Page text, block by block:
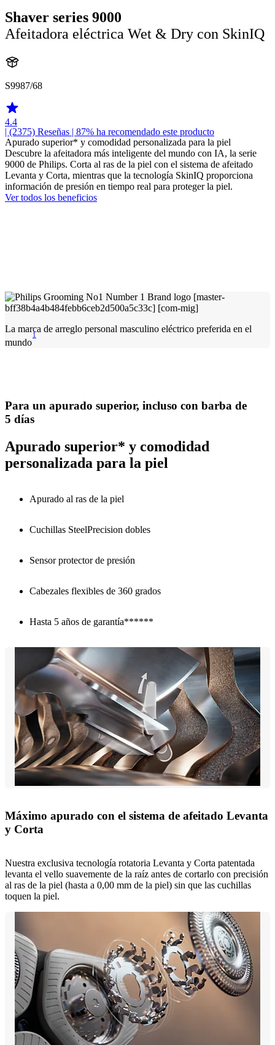
Shaver series 9000
Afeitadora eléctrica Wet & Dry con SkinIQ
S9987/68
4.4
| (2375) Reseñas | 87% ha recomendado este producto
Apurado superior* y comodidad personalizada para la piel
Descubre la afeitadora más inteligente del mundo con IA, la serie
9000 de Philips. Corta al ras de la piel con el sistema de afeitado
Levanta y Corta, mientras que la tecnología SkinIQ proporciona
información de presión en tiempo real para proteger la piel.
Ver todos los beneficios
La marca de arreglo personal masculino eléctrico preferida en el
mundo
1
Para un apurado superior, incluso con barba de
5 días
Apurado superior* y comodidad
personalizada para la piel
Apurado al ras de la piel
Cuchillas SteelPrecision dobles
Sensor protector de presión
Cabezales flexibles de 360 grados
Hasta 5 años de garantía******
Máximo apurado con el sistema de afeitado Levanta
y Corta
Nuestra exclusiva tecnología rotatoria Levanta y Corta patentada
levanta el vello suavemente de la raíz antes de cortarlo con precisión
al ras de la piel (hasta a 0,00 mm de la piel) sin que las cuchillas
toquen la piel.